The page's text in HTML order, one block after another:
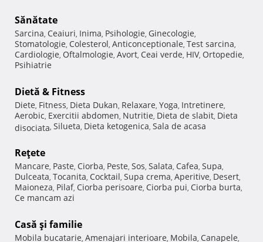
Sănătate
Sarcina, Ceaiuri, Inima, Psihologie, Ginecologie,
Stomatologie, Colesterol, Anticonceptionale, Test sarcina,
Cardiologie, Oftalmologie, Avort, Ceai verde, HIV, Ortopedie,
Psihiatrie
Dietă & Fitness
Diete, Fitness, Dieta Dukan, Relaxare, Yoga, Intretinere,
Aerobic, Exercitii abdomen, Nutritie, Dieta de slabit, Dieta
disociata, Silueta, Dieta ketogenica, Sala de acasa
Reţete
Mancare, Paste, Ciorba, Peste, Sos, Salata, Cafea, Supa,
Dulceata, Tocanita, Cocktail, Supa crema, Aperitive, Desert,
Maioneza, Pilaf, Ciorba perisoare, Ciorba pui, Ciorba burta,
Ce mancam azi
Casă şi familie
Mobila bucatarie, Amenajari interioare, Mobila, Canapele,